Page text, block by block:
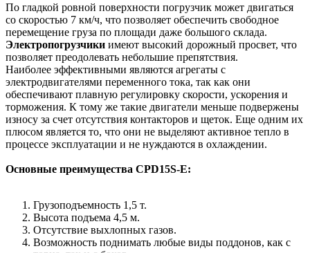
По гладкой ровной поверхности погрузчик может двигаться
со скоростью 7 км/ч, что позволяет обеспечить свободное
перемещение груза по площади даже большого склада.
Электропогрузчики имеют высокий дорожный просвет, что
позволяет преодолевать небольшие препятствия.
Наиболее эффективными являются агрегаты с
электродвигателями переменного тока, так как они
обеспечивают плавную регулировку скорости, ускорения и
торможения. К тому же такие двигатели меньше подвержены
износу за счет отсутствия контакторов и щеток. Еще одним их
плюсом является то, что они не выделяют активное тепло в
процессе эксплуатации и не нуждаются в охлаждении.
Основные преимущества CPD15S-E:
Грузоподъемность 1,5 т.
Высота подъема 4,5 м.
Отсутствие выхлопных газов.
Возможность поднимать любые виды поддонов, как с